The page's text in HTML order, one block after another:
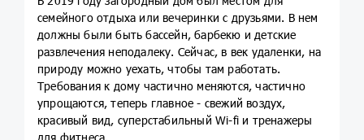
семейного отдыха или вечеринки с друзьями. В нем
должны были быть бассейн, барбекю и детские
развлечения неподалеку. Сейчас, в век удаленки, на
природу можно уехать, чтобы там работать.
Требования к дому частично меняются, частично
упрощаются, теперь главное - свежий воздух,
красивый вид, суперстабильный Wi-fi и тренажеры